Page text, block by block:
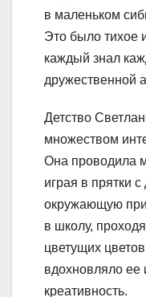
в маленьком
Это было тихое
каждый знал
дружественной
Детство
множеством
Она проводила
играя в прятки
окружающую
в школу,
цветущих
вдохновляло ее
креативность.